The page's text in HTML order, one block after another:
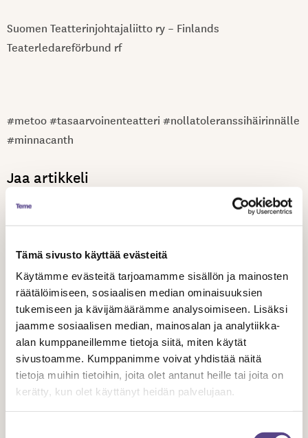
Tämä sivusto käyttää evästeitä
Käytämme evästeitä tarjoamamme sisällön ja mainosten
räätälöimiseen, sosiaalisen median ominaisuuksien
tukemiseen ja kävijämäärämme analysoimiseen. Lisäksi
jaamme sosiaalisen median, mainosalan ja analytiikka-
alan kumppaneillemme tietoja siitä, miten käytät
sivustoamme. Kumppanimme voivat yhdistää näitä
tietoja muihin tietoihin, joita olet antanut heille tai joita on
kerätty, kun olet käyttänyt heidän palvelujaan.
Suomen Teatterinjohtajaliitto ry – Finlands
Teaterledareförbund rf
#metoo #tasaarvoinenteatteri #nollatoleranssihäirinnälle
#minnacanth
Jaa artikkeli
Aiheeseen liittyvät artikkelit